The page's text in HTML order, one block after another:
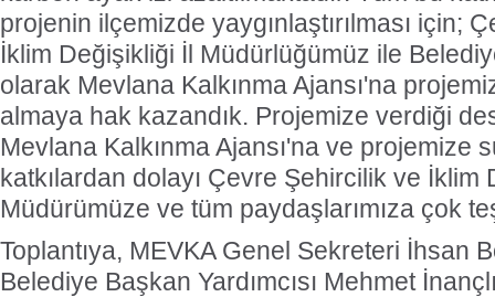
projenin ilçemizde yaygınlaştırılması için;
İklim Değişikliği İl Müdürlüğümüz ile
olarak Mevlana Kalkınma Ajansı'na
almaya hak kazandık. Projemize verdiği
Mevlana Kalkınma Ajansı'na ve projemize
katkılardan dolayı Çevre Şehircilik ve İklim
Müdürümüze ve tüm paydaşlarımıza çok
Toplantıya, MEVKA Genel Sekreteri İhsan
Belediye Başkan Yardımcısı Mehmet